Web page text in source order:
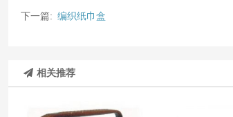
下一篇: 编织纸巾盒
相关推荐